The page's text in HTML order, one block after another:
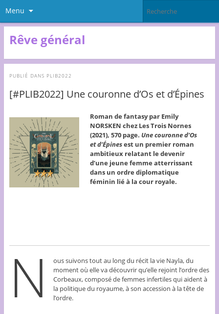
Menu
Rêve général
PUBLIÉ DANS PLIB2022
[#PLIB2022] Une couronne d’Os et d’Épines
Roman de fantasy par Emily
NORSKEN chez Les Trois Nornes
(2021), 570 page. Une couronne d’Os
et d’Épinesest un premier roman
ambitieux relatant le devenir
d’une jeune femme atterrissant
dans un ordre diplomatique
féminin lié à la cour royale.
N
ous suivons tout au long du récit la vie Nayla, du
moment où elle va découvrir qu’elle rejoint l’ordre des
Corbeaux, composé de femmes infertiles qui aident à
la politique du royaume, à son accession à la tête de
l’ordre.